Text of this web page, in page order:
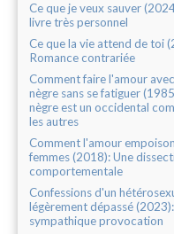
Ce que je veux sauver
livre très personnel
Ce que la vie attend de toi
Romance contrariée
Comment faire l'amour
nègre sans se fatiguer
nègre est un occidental
les autres
Comment l'amour
femmes (2018): Une
comportementale
Confessions d'un
légèrement dépassé
sympathique provocation